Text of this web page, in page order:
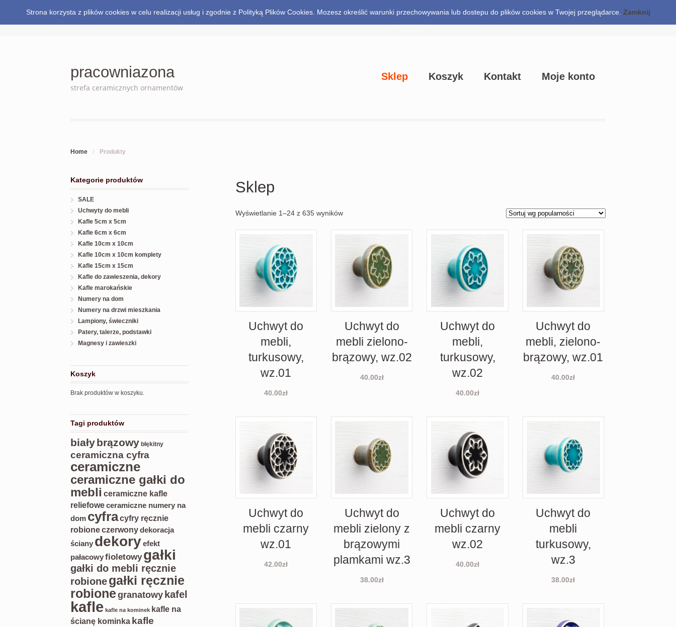
Checkout
pracowniazona
strefa ceramicznych ornamentów
Sklep Koszyk Kontakt Moje konto
Home / Produkty
Sklep
Wyświetlanie 1–24 z 635 wyników
Uchwyt do
mebli,
turkusowy,
wz.01
40.00zł
Uchwyt do
mebli zielono-
brązowy, wz.02
40.00zł
Uchwyt do
mebli,
turkusowy,
wz.02
40.00zł
Uchwyt do
mebli, zielono-
brązowy, wz.01
40.00zł
Uchwyt do
mebli czarny
wz.01
42.00zł
Uchwyt do
mebli zielony z
brązowymi
plamkami wz.3
38.00zł
Uchwyt do
mebli czarny
wz.02
40.00zł
Uchwyt do
mebli
turkusowy,
wz.3
38.00zł
Kategorie produktów
SALE
Uchwyty do mebli
Kafle 5cm x 5cm
Kafle 6cm x 6cm
Kafle 10cm x 10cm
Kafle 10cm x 10cm komplety
Kafle 15cm x 15cm
Kafle do zawieszenia, dekory
Kafle marokańskie
Numery na dom
Numery na drzwi mieszkania
Lampiony, świeczniki
Patery, talerze, podstawki
Magnesy i zawieszki
Koszyk
Brak produktów w koszyku.
Tagi produktów
białybrązowy błękitny
ceramiczna cyfra
ceramiczne
ceramiczne gałki do
mebli ceramiczne kafle
reliefoweceramiczne numery na
dom cyfracyfry ręcznie
robioneczerwonydekoracja
ściany dekoryefekt
pałacowyfioletowy gałki
gałki do mebli ręcznie
robionegałki ręcznie
robionegranatowy kafel
kafle kafle na kominek kafle na
ścianę kominka kafle
Strona korzysta z plików cookies w celu realizacji usług i zgodnie z Polityką Plików Cookies. Mozesz określić warunki przechowywania lub dostepu do plików cookies w Twojej przeglądarce. Zamknij